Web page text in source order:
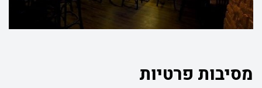
מסיבות פרטיות